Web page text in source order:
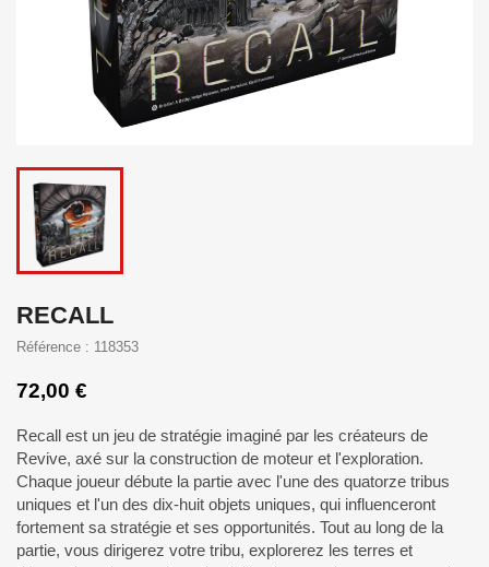
RECALL
Référence : 118353
72,00 €
Recall est un jeu de stratégie imaginé par les créateurs de
Revive, axé sur la construction de moteur et l'exploration.
Chaque joueur débute la partie avec l'une des quatorze tribus
uniques et l'un des dix-huit objets uniques, qui influenceront
fortement sa stratégie et ses opportunités. Tout au long de la
partie, vous dirigerez votre tribu, explorerez les terres et